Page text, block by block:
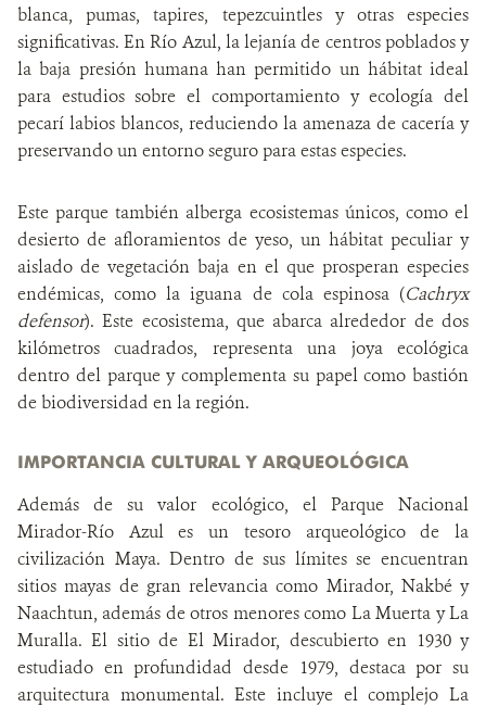
blanca, pumas, tapires, tepezcuintles y otras especies
significativas. En Río Azul, la lejanía de centros poblados y
la baja presión humana han permitido un hábitat ideal
para estudios sobre el comportamiento y ecología del
pecarí labios blancos, reduciendo la amenaza de cacería y
preservando un entorno seguro para estas especies.
Este parque también alberga ecosistemas únicos, como el
desierto de afloramientos de yeso, un hábitat peculiar y
aislado de vegetación baja en el que prosperan especies
endémicas, como la iguana de cola espinosa (Cachryx
defensor). Este ecosistema, que abarca alrededor de dos
kilómetros cuadrados, representa una joya ecológica
dentro del parque y complementa su papel como bastión
de biodiversidad en la región.
IMPORTANCIA CULTURAL Y ARQUEOLÓGICA
Además de su valor ecológico, el Parque Nacional
Mirador-Río Azul es un tesoro arqueológico de la
civilización Maya. Dentro de sus límites se encuentran
sitios mayas de gran relevancia como Mirador, Nakbé y
Naachtun, además de otros menores como La Muerta y La
Muralla. El sitio de El Mirador, descubierto en 1930 y
estudiado en profundidad desde 1979, destaca por su
arquitectura monumental. Este incluye el complejo La